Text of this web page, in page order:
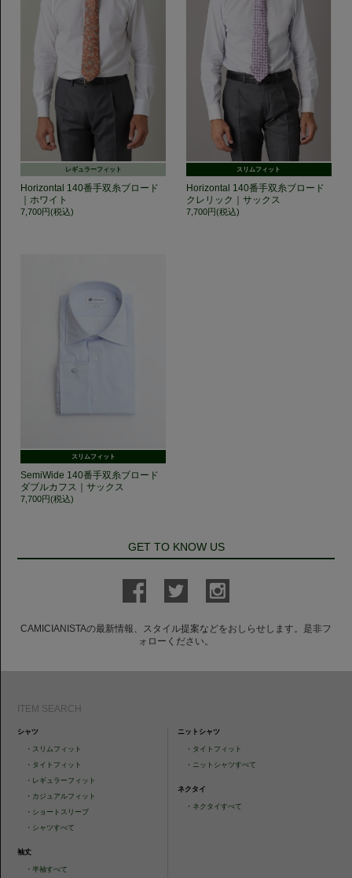
レギュラーフィット
Horizontal 140番手双糸ブロード
｜ホワイト
7,700円(税込)
スリムフィット
Horizontal 140番手双糸ブロード
クレリック｜サックス
7,700円(税込)
スリムフィット
SemiWide 140番手双糸ブロード
ダブルカフス｜サックス
7,700円(税込)
GET TO KNOW US
CAMICIANISTAの最新情報、スタイル提案などをおしらせします。是非フ
ォローください。
ITEM SEARCH
シャツ
・ スリムフィット
・ タイトフィット
・ レギュラーフィット
・ カジュアルフィット
・ ショートスリーブ
・ シャツすべて
袖丈
・半袖すべて
ニットシャツ
・ タイトフィット
・ ニットシャツすべて
ネクタイ
・ ネクタイすべて